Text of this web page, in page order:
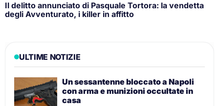
Il delitto annunciato di Pasquale Tortora: la vendetta
degli Avventurato, i killer in affitto
ULTIME NOTIZIE
Un sessantenne bloccato a Napoli
con arma e munizioni occultate in
casa